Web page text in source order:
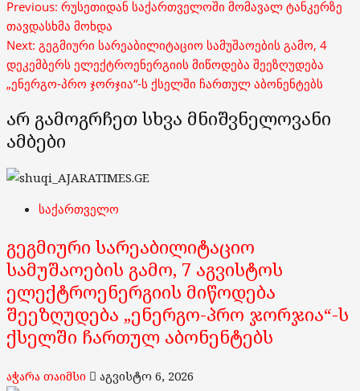
Post
navigation
Previous: რუსეთიდან საქართველოში მომავალ ტანკერზე
თავდასხმა მოხდა
Next: გეგმიური სარეაბილიტაციო სამუშაოების გამო, 4
დეკემბერს ელექტროენერგიის მიწოდება შეეზღუდება
„ენერგო-პრო ჯორჯია“-ს ქსელში ჩართულ აბონენტებს
არ გამოგრჩეთ სხვა მნიშვნელოვანი
ამბები
საქართველო
გეგმიური სარეაბილიტაციო
სამუშაოების გამო, 7 აგვისტოს
ელექტროენერგიის მიწოდება
შეეზღუდება „ენერგო-პრო ჯორჯია“-ს
ქსელში ჩართულ აბონენტებს
აჭარა თაიმსი აგვისტო 6, 2026